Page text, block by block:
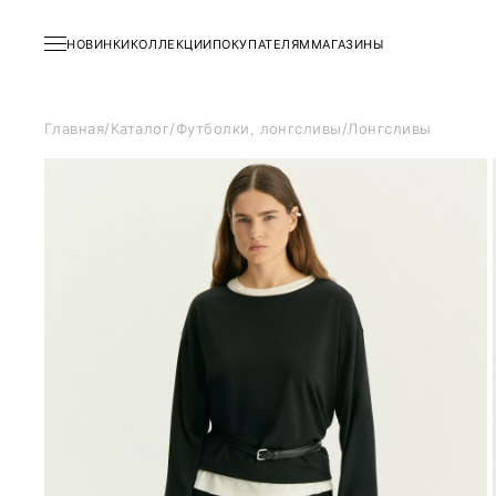
НОВИНКИКОЛЛЕКЦИИПОКУПАТЕЛЯМ МАГАЗИНЫ
Главная/Каталог/Футболки, лонгсливы/Лонгсливы